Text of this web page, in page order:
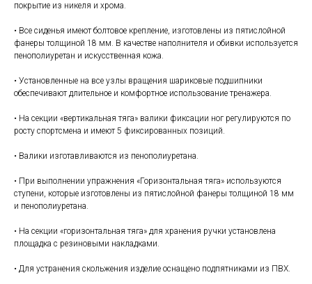
покрытие из никеля и хрома.
• Все сиденья имеют болтовое крепление, изготовлены из пятислойной
фанеры толщиной 18 мм. В качестве наполнителя и обивки используется
пенополиуретан и искусственная кожа.
• Установленные на все узлы вращения шариковые подшипники
обеспечивают длительное и комфортное использование тренажера.
• На секции «вертикальная тяга» валики фиксации ног регулируются по
росту спортсмена и имеют 5 фиксированных позиций.
• Валики изготавливаются из пенополиуретана.
• При выполнении упражнения «Горизонтальная тяга» используются
ступени, которые изготовлены из пятислойной фанеры толщиной 18 мм
и пенополиуретана.
• На секции «горизонтальная тяга» для хранения ручки установлена
площадка с резиновыми накладками.
• Для устранения скольжения изделие оснащено подпятниками из ПВХ.